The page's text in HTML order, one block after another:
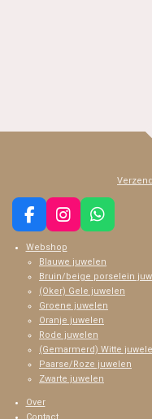
F
a
c
e
b
o
o
I
n
s
t
a
g
r
a
m
W
h
t
s
A
p
p
Webshop
Blauwe juwelen
Bruin/beige porselein
(Oker) Gele juwelen
Groene juwelen
Oranje juwelen
Rode juwelen
(Gemarmerd) Witte
Paarse/Roze juwelen
Zwarte juwelen
Over